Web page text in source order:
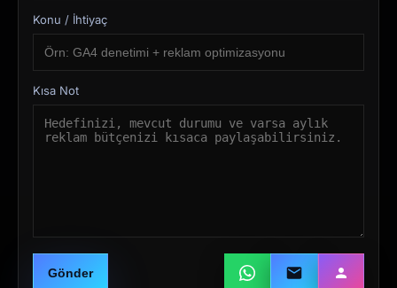
Konu / İhtiyaç
Kısa Not
Gönder